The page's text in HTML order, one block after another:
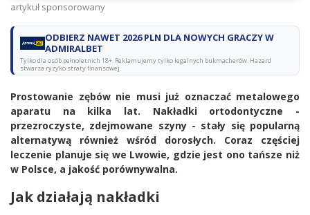
artykuł sponsorowany
ODBIERZ NAWET 2026 PLN DLA NOWYCH GRACZY W
ADMIRALBET
Tylko dla osób pełnoletnich 18+. Reklamujemy tylko legalnych bukmacherów. Hazard
stwarza ryzyko straty finansowej.
Prostowanie zębów nie musi już oznaczać metalowego
aparatu na kilka lat. Nakładki ortodontyczne -
przezroczyste, zdejmowane szyny - stały się popularną
alternatywą również wśród dorosłych. Coraz częściej
leczenie planuje się we Lwowie, gdzie jest ono tańsze niż
w Polsce, a jakość porównywalna.
Jak działają nakładki